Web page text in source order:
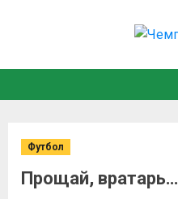
Футбол
Прощай, вратарь…